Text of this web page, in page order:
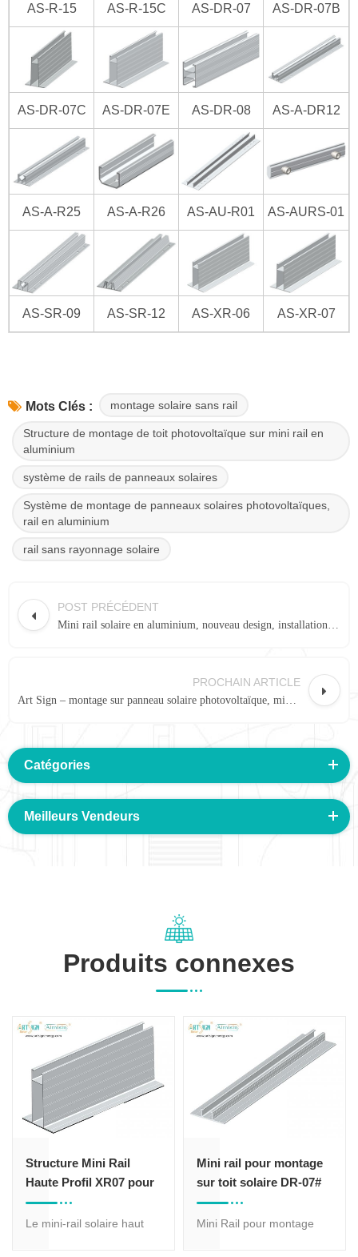
AS-R-15 AS-R-15C AS-DR-07 AS-DR-07B
AS-DR-07C AS-DR-07E AS-DR-08 AS-A-DR12
AS-A-R25 AS-A-R26 AS-AU-R01 AS-AURS-01
AS-SR-09 AS-SR-12 AS-XR-06 AS-XR-07
Mots Clés : montage solaire sans rail
Structure de montage de toit photovoltaïque sur mini rail en
aluminium
système de rails de panneaux solaires
Système de montage de panneaux solaires photovoltaïques,
rail en aluminium
rail sans rayonnage solaire
POST PRÉCÉDENT
PROCHAIN ARTICLE
Catégories
Meilleurs Vendeurs
Produits connexes
Rail
XR07 pour
solaire haut
Mini rail pour montage
sur toit solaire DR-07#
Mini Rail pour montage
Art Sign –
panneau
en
Support